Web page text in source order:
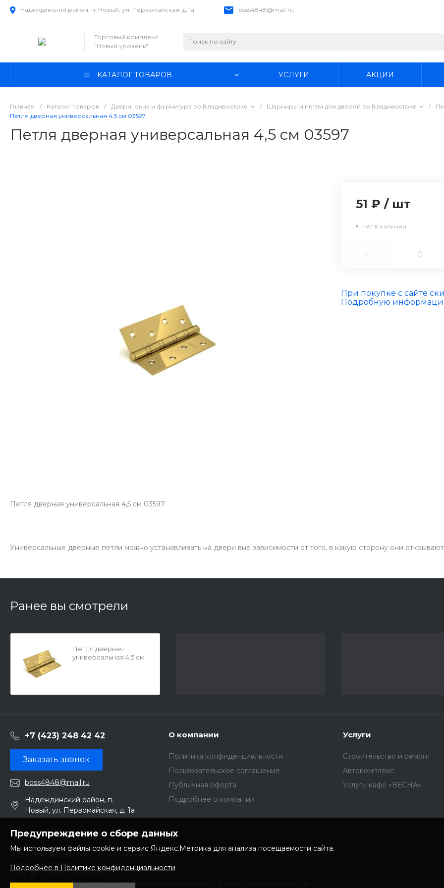
Надеждинский район, п. Новый, ул. Первомайская, д. 1а boss4848@mail.ru
Торговый комплекс
"Новый уровень"
КАТАЛОГ ТОВАРОВ УСЛУГИ АКЦИИ
Главная / Каталог товаров / Двери, окна и фурнитура во Владивостоке / Шарниры и петли для дверей во Владивостоке /
Петля дверная универсальная 4,5 см 03597
Петля дверная универсальная 4,5 см 03597
Петля дверная универсальная 4,5 см 03597
51 ₽ / шт
Нет в наличии
-
При покупке с сайте
Подробную
Универсальные дверные петли можно устанавливать на двери вне зависимости от того, в какую сторону они
Ранее вы смотрели
Петля дверная
универсальная 4,5 см
+7 (423) 248 42 42
Заказать звонок
boss4848@mail.ru
Надеждинский район, п.
Новый, ул. Первомайская, д. 1а
О компании
Политика конфиденциальности
Пользовательское соглашение
Публичная оферта
Подробнее о компании
Услуги
Строительство и ремонт
Автокомплекс
Услуги кафе «ВЕСНА»
© 2026 ИП Бондарчук А.А. Все права защищены.
ИНН: 252100758085
ОГРНИП: 304250236200270
Юр. адрес: 692481 Приморский край, Надеждинский район, с. Вольно- Надеждинское, ул.
Предупреждение о сборе данных
Мы используем файлы cookie и сервис Яндекс.Метрика для анализа посещаемости сайта.
Подробнее в Политике конфиденциальности